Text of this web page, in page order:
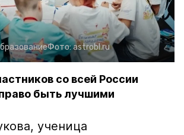
Фото:astrobl.ru
со всей России
быть лучшими
ученица